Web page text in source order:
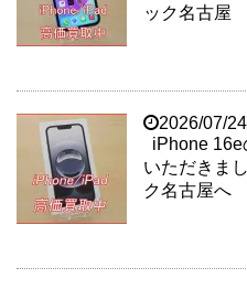
ック名古屋
2026/07/24
iPhone
いただきま
ク名古屋へ